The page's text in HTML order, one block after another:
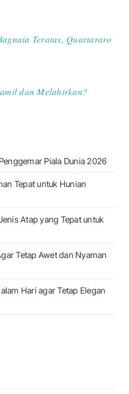
Teratas, Quartararo
dan Melahirkan?
Piala Dunia 2026
Tepat untuk Hunian
Atap yang Tepat untuk
Tetap Awet dan Nyaman
Hari agar Tetap Elegan